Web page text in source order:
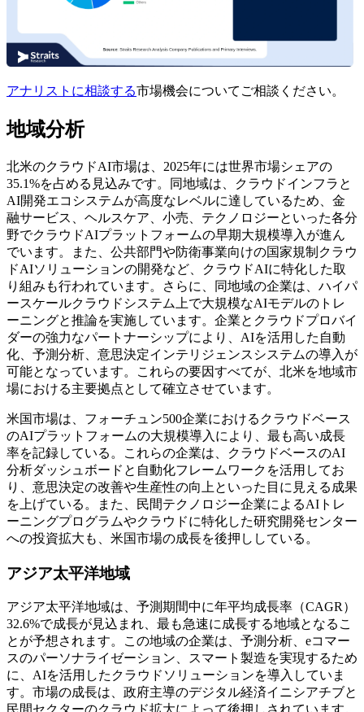
アナリストに相談する市場機会についてご相談ください。
地域分析
北米のクラウドAI市場は、2025年には世界市場シェアの
35.1%を占める見込みです。同地域は、クラウドインフラと
AI開発エコシステムが高度なレベルに達しているため、金
融サービス、ヘルスケア、小売、テクノロジーといった各分
野でクラウドAIプラットフォームの早期大規模導入が進ん
でいます。また、公共部門や防衛事業向けの国家規制クラウ
ドAIソリューションの開発など、クラウドAIに特化した取
り組みも行われています。さらに、同地域の企業は、ハイパ
ースケールクラウドシステム上で大規模なAIモデルのトレ
ーニングと推論を実施しています。企業とクラウドプロバイ
ダーの強力なパートナーシップにより、AIを活用した自動
化、予測分析、意思決定インテリジェンスシステムの導入が
可能となっています。これらの要因すべてが、北米を地域市
場における主要拠点として確立させています。
米国市場は、フォーチュン500企業におけるクラウドベース
のAIプラットフォームの大規模導入により、最も高い成長
率を記録している。これらの企業は、クラウドベースのAI
分析ダッシュボードと自動化フレームワークを活用してお
り、意思決定の改善や生産性の向上といった目に見える成果
を上げている。また、民間テクノロジー企業によるAIトレ
ーニングプログラムやクラウドに特化した研究開発センター
への投資拡大も、米国市場の成長を後押ししている。
アジア太平洋地域
アジア太平洋地域は、予測期間中に年平均成長率（CAGR）
32.6%で成長が見込まれ、最も急速に成長する地域となるこ
とが予想されます。この地域の企業は、予測分析、eコマー
スのパーソナライゼーション、スマート製造を実現するため
に、AIを活用したクラウドソリューションを導入していま
す。市場の成長は、政府主導のデジタル経済イニシアチブと